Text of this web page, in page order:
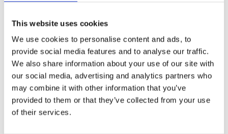
This website uses cookies
We use cookies to personalise content and ads, to
provide social media features and to analyse our traffic.
We also share information about your use of our site with
our social media, advertising and analytics partners who
may combine it with other information that you’ve
provided to them or that they’ve collected from your use
of their services.
Dela med dig
F
a
c
e
b
o
o
k
Omdömen
Du